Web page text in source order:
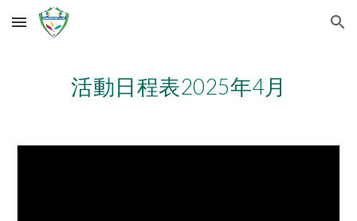
Skip to main content Skip to navigation
活動日程表2025年4月